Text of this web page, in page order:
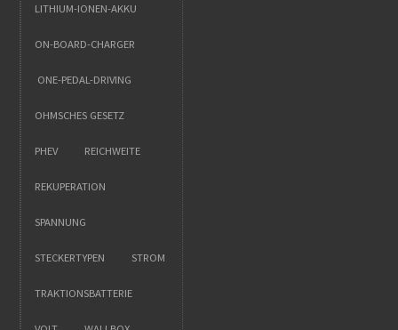
LITHIUM-IONEN-AKKU
ON-BOARD-CHARGER
ONE-PEDAL-DRIVING
OHMSCHES GESETZ
PHEV REICHWEITE
REKUPERATION
SPANNUNG
STECKERTYPEN STROM
TRAKTIONSBATTERIE